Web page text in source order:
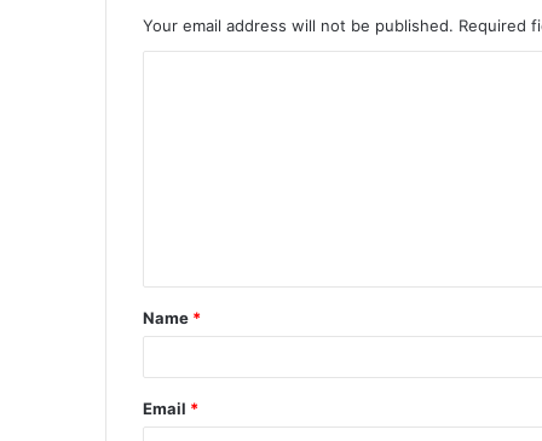
Your email address will not be published. Required
Name *
Email *